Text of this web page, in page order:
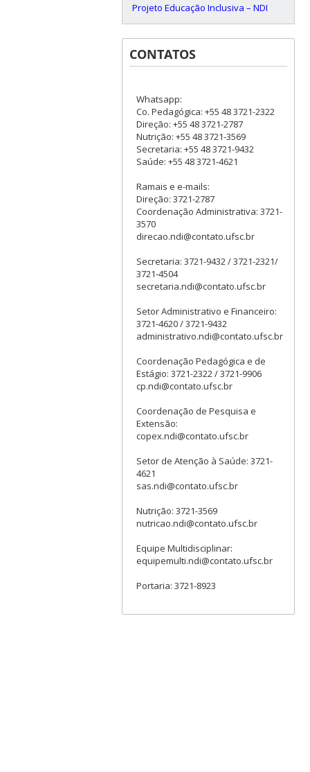
Projeto Educação Inclusiva – NDI
CONTATOS
Whatsapp:
Co. Pedagógica: +55 48 3721-2322
Direção: +55 48 3721-2787
Nutrição: +55 48 3721-3569
Secretaria: +55 48 3721-9432
Saúde: +55 48 3721-4621
Ramais e e-mails:
Direção: 3721-2787
Coordenação Administrativa: 3721-
3570
direcao.ndi@contato.ufsc.br
Secretaria: 3721-9432 / 3721-2321/
3721-4504
secretaria.ndi@contato.ufsc.br
Setor Administrativo e Financeiro:
3721-4620 / 3721-9432
administrativo.ndi@contato.ufsc.br
Coordenação Pedagógica e de
Estágio: 3721-2322 / 3721-9906
cp.ndi@contato.ufsc.br
Coordenação de Pesquisa e
Extensão:
copex.ndi@contato.ufsc.br
Setor de Atenção à Saúde: 3721-
4621
sas.ndi@contato.ufsc.br
Nutrição: 3721-3569
nutricao.ndi@contato.ufsc.br
Equipe Multidisciplinar:
equipemulti.ndi@contato.ufsc.br
Portaria: 3721-8923